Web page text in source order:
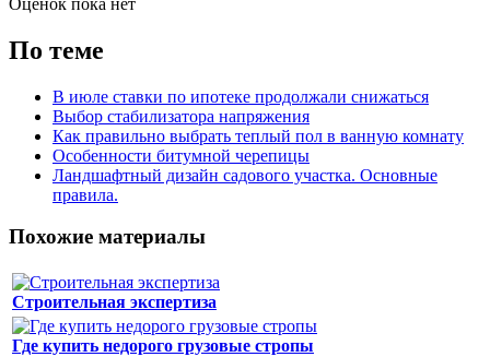
По теме
В июле ставки по ипотеке продолжали снижаться
Выбор стабилизатора напряжения
Как правильно выбрать теплый пол в ванную комнату
Особенности битумной черепицы
Ландшафтный дизайн садового участка. Основные
правила.
Похожие материалы
Строительная экспертиза
Где купить недорого грузовые стропы